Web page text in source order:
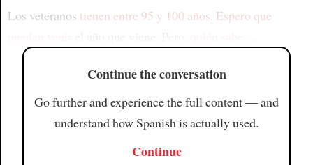
Los veteranos tienen entre 95 y 100 años. Espero que
Continue the conversation
Go further and experience the full content — and
understand how Spanish is actually used.
Continue